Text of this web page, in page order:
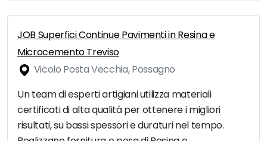
JOB Superfici Continue Pavimenti in Resina e
Microcemento Treviso
Vicolo Posta Vecchia, Possagno
Un team di esperti artigiani utilizza materiali
certificati di alta qualità per ottenere i migliori
risultati, su bassi spessori e duraturi nel tempo.